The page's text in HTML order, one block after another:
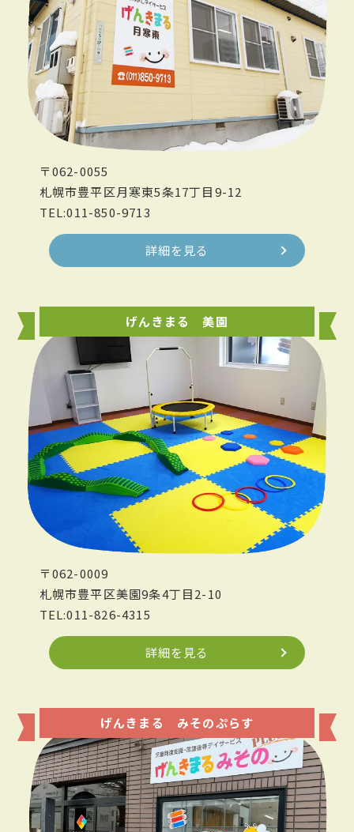
〒062-0055
札幌市豊平区月寒東5条17丁目9-12
TEL:011-850-9713
詳細を見る
げんきまる 美園
〒062-0009
札幌市豊平区美園9条4丁目2-10
TEL:011-826-4315
詳細を見る
げんきまる みそのぷらす